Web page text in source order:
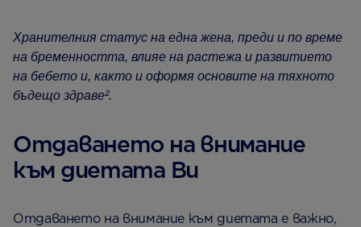
Хранителния статус на една жена, преди и по време
на бременността, влияе на растежа и развитието
на бебето и, както и оформя основите на тяхното
бъдещо здраве².
Отдаването на внимание
към диетата Ви
Отдаването на внимание към диетата е важно,